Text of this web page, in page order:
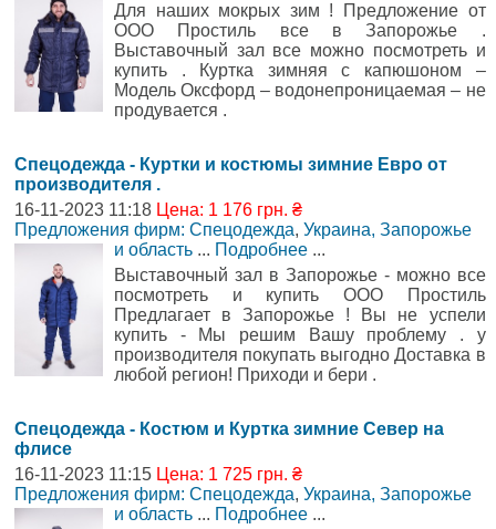
Для наших мокрых зим ! Предложение от
ООО Простиль все в Запорожье .
Выставочный зал все можно посмотреть и
купить . Куртка зимняя с капюшоном –
Модель Оксфорд – водонепроницаемая – не
продувается .
Спецодежда - Куртки и костюмы зимние Евро от
производителя .
16-11-2023 11:18 Цена: 1 176 грн. ₴
Предложения фирм: Спецодежда, Украина, Запорожье
и область ... Подробнее ...
Выставочный зал в Запорожье - можно все
посмотреть и купить ООО Простиль
Предлагает в Запорожье ! Вы не успели
купить - Мы решим Вашу проблему . у
производителя покупать выгодно Доставка в
любой регион! Приходи и бери .
Спецодежда - Костюм и Куртка зимние Север на
флисе
16-11-2023 11:15 Цена: 1 725 грн. ₴
Предложения фирм: Спецодежда, Украина, Запорожье
и область ... Подробнее ...